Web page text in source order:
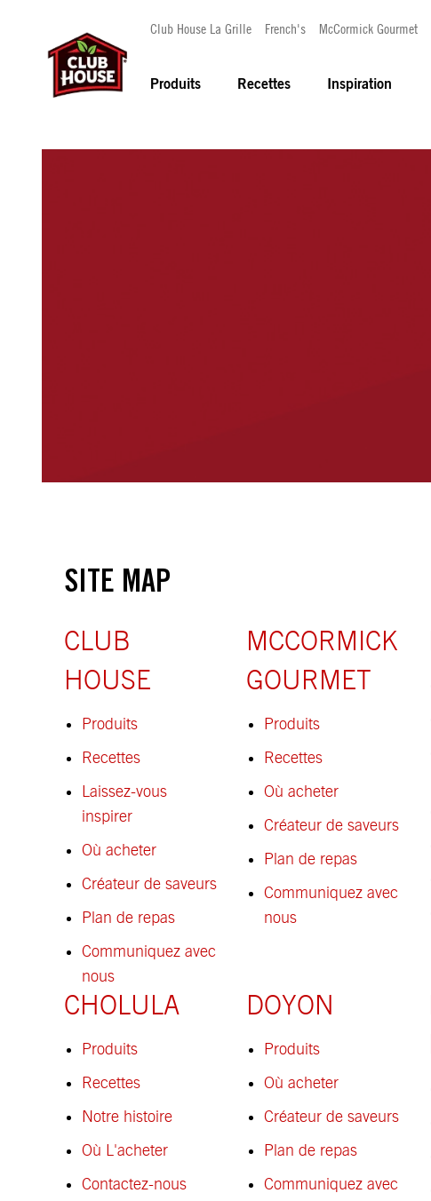
Club House La Grille French's McCormick Gourmet
Produits Recettes Inspiration
SITE MAP
CLUB
HOUSE
Produits
Recettes
Laissez-vous
inspirer
Où acheter
Créateur de saveurs
Plan de repas
Communiquez avec
nous
MCCORMICK
GOURMET
Produits
Recettes
Où acheter
Créateur de saveurs
Plan de repas
Communiquez avec
nous
CHOLULA
Produits
Recettes
Notre histoire
Où L'acheter
Contactez-nous
DOYON
Produits
Où acheter
Créateur de saveurs
Plan de repas
Communiquez avec